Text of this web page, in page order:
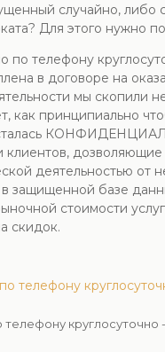
случайно, либо
Для этого нужно
по телефону
в договоре на
мы скопили
как принципиально
клиентов,
деятельностью от
в защищенной базе
стоимости
скидок.
телефону
телефону